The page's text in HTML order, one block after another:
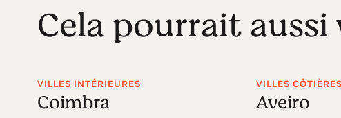
Cela pourrait
VILLES INTÉRIEURES
Coimbra
VILLES CÔTIÈRES
Aveiro